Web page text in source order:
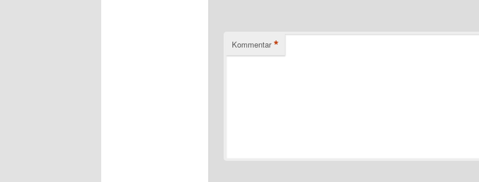
Kommentar *